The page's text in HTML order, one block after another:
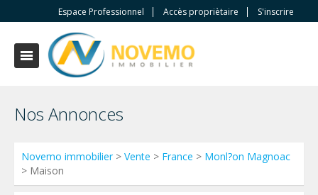
Espace Professionnel Accès propriètaire S'inscrire
Nos Annonces
Novemo immobilier> Vente > France > Monl?on Magnoac
> Maison